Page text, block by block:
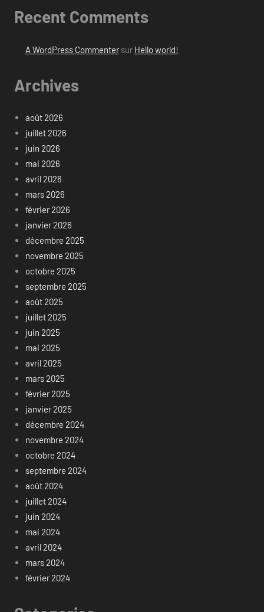
Recent Comments
A WordPress Commentersur Hello world!
Archives
août 2026
juillet 2026
juin 2026
mai 2026
avril 2026
mars 2026
février 2026
janvier 2026
décembre 2025
novembre 2025
octobre 2025
septembre 2025
août 2025
juillet 2025
juin 2025
mai 2025
avril 2025
mars 2025
février 2025
janvier 2025
décembre 2024
novembre 2024
octobre 2024
septembre 2024
août 2024
juillet 2024
juin 2024
mai 2024
avril 2024
mars 2024
février 2024